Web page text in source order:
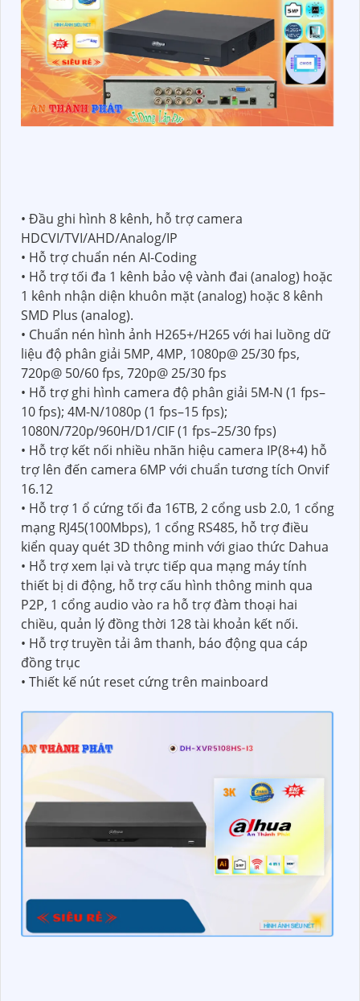
• Đầu ghi hình 8 kênh, hỗ trợ camera
HDCVI/TVI/AHD/Analog/IP
• Hỗ trợ chuẩn nén AI-Coding
• Hỗ trợ tối đa 1 kênh bảo vệ vành đai (analog) hoặc
1 kênh nhận diện khuôn mặt (analog) hoặc 8 kênh
SMD Plus (analog).
• Chuẩn nén hình ảnh H265+/H265 với hai luồng dữ
liệu độ phân giải 5MP, 4MP, 1080p@ 25/30 fps,
720p@ 50/60 fps, 720p@ 25/30 fps
• Hỗ trợ ghi hình camera độ phân giải 5M-N (1 fps–
10 fps); 4M-N/1080p (1 fps–15 fps);
1080N/720p/960H/D1/CIF (1 fps–25/30 fps)
• Hỗ trợ kết nối nhiều nhãn hiệu camera IP(8+4) hỗ
trợ lên đến camera 6MP với chuẩn tương tích Onvif
16.12
• Hỗ trợ 1 ổ cứng tối đa 16TB, 2 cổng usb 2.0, 1 cổng
mạng RJ45(100Mbps), 1 cổng RS485, hỗ trợ điều
kiển quay quét 3D thông minh với giao thức Dahua
• Hỗ trợ xem lại và trực tiếp qua mạng máy tính
thiết bị di động, hỗ trợ cấu hình thông minh qua
P2P, 1 cổng audio vào ra hỗ trợ đàm thoại hai
chiều, quản lý đồng thời 128 tài khoản kết nối.
• Hỗ trợ truyền tải âm thanh, báo động qua cáp
đồng trục
• Thiết kế nút reset cứng trên mainboard